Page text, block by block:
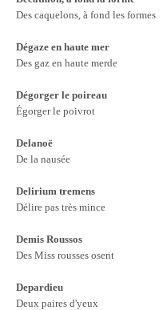
Des caquelons, à fond les formes
Dégaze en haute mer
Des gaz en haute merde
Dégorger le poireau
Égorger le poivrot
Delanoë
De la nausée
Delirium tremens
Délire pas très mince
Demis Roussos
Des Miss rousses osent
Depardieu
Deux paires d'yeux